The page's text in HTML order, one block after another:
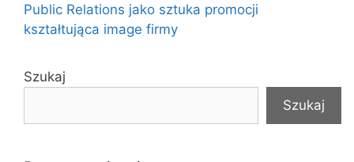
Public Relations jako sztuka promocji
kształtująca image firmy
Szukaj
Szukaj